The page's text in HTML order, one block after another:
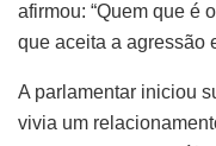
afirmou: “Quem que é
que aceita a agressão
A parlamentar iniciou
vivia um